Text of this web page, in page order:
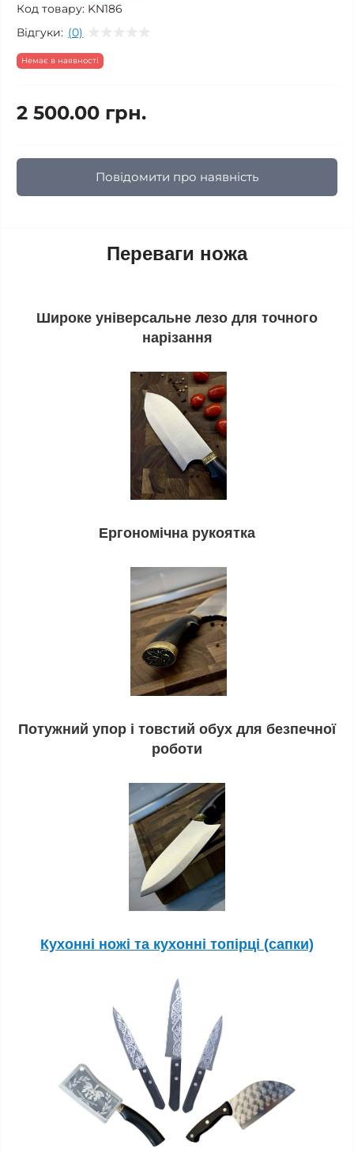
Код товару: KN186
Відгуки: (0)
Немає в наявності
2 500.00 грн.
Повідомити про наявність
Переваги ножа
Широке універсальне лезо для точного
нарізання
Ергономічна рукоятка
Потужний упор і товстий обух для безпечної
роботи
Кухонні ножі та кухонні топірці (сапки)